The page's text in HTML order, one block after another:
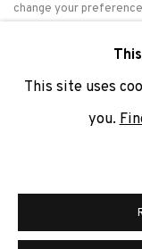
change your
PRIVACY POLICY
COPYRIGHT © 2026 ADN
Tel. +34 93 451
This site uses
you.